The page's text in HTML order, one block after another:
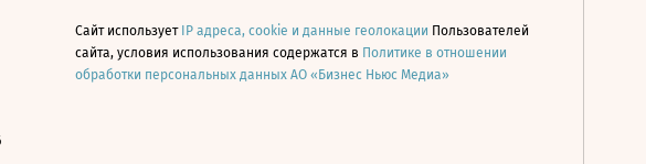
Сайт использует IP адреса, cookie и данные геолокации Пользователей
сайта, условия использования содержатся в Политике в отношении
обработки персональных данных АО «Бизнес Ньюс Медиа»